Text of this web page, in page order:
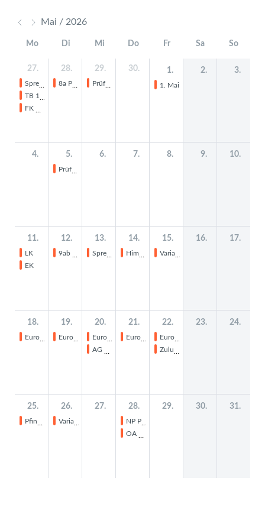
Mai / 2026
Mo Di Mi Do Fr Sa So
27.
Sprechtag Arbeitsagentur
TB 1-2 und 7-10
FK Wat
28.
8a Projekttag
29.
Prüfung Ma 10
30. 1.
1. Mai
2. 3.
4. 5.
Prüfung 10 En
6. 7. 8. 9. 10.
11.
LK
EK
12.
9ab Probemarsch
13.
Sprechtag Arbeitsagentur
14.
Himmelfahrt
15.
Variabler Ferientag
16. 17.
18.
Europawoche
19.
Europawoche
20.
Europawoche
AG Schulfest
21.
Europawoche
22.
Europawoche
Zulunftswerkstatt
23. 24.
25.
Pfingstmontag
26.
Variabler Ferientag
27. 28.
NP P10 En
OA 4 De
29. 30. 31.